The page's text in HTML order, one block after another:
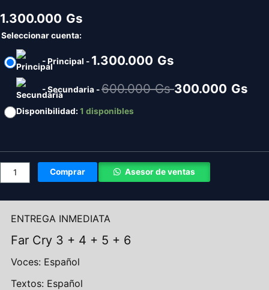
1.300.000 Gs
Seleccionar cuenta:
-Principal - 1.300.000 Gs
-Secundaria -600.000GsOriginal
Gs.
300.000 Gs
Gs.
Disponibilidad: 1 disponibles
Comprar Asesor de ventas
ENTREGA INMEDIATA
Far Cry 3 + 4 + 5 + 6
Voces: Español
Textos: Español